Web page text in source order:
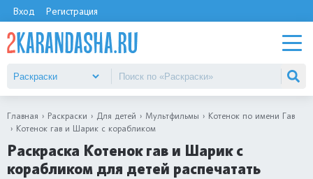
Вход Регистрация
Главная Раскраски Для детей Мультфильмы
Котенок по имени Гав
Котенок гав и Шарик с корабликом
Раскраска Котенок гав и Шарик с
корабликом для детей распечатать